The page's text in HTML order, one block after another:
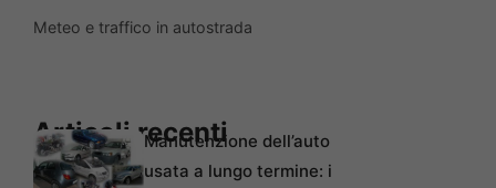
Meteo e traffico in autostrada
Articoli recentiManutenzione dell’auto
usata a lungo termine: i